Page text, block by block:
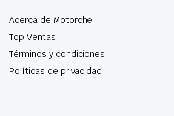
Acerca de Motorche
Top Ventas
Términos y condiciones
Políticas de privacidad